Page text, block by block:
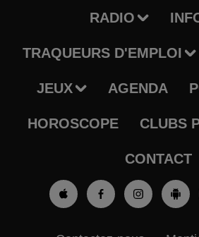
RADIO
TRAQUEURS D'EMPLOI
JEUX AGENDA
HOROSCOPE CLUBS
CONTACT